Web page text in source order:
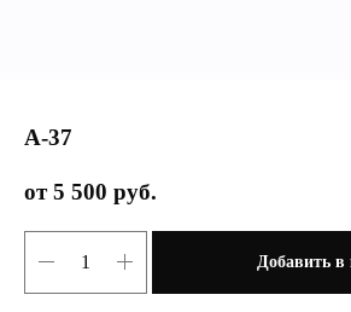
А-37
5 500 руб.
Добавить в